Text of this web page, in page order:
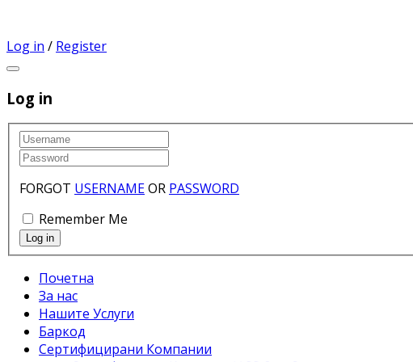
Log in / Register
Log in
FORGOT USERNAMEOR PASSWORD
Remember Me
Почетна
За нас
Нашите Услуги
Баркод
Сертифицирани Компании